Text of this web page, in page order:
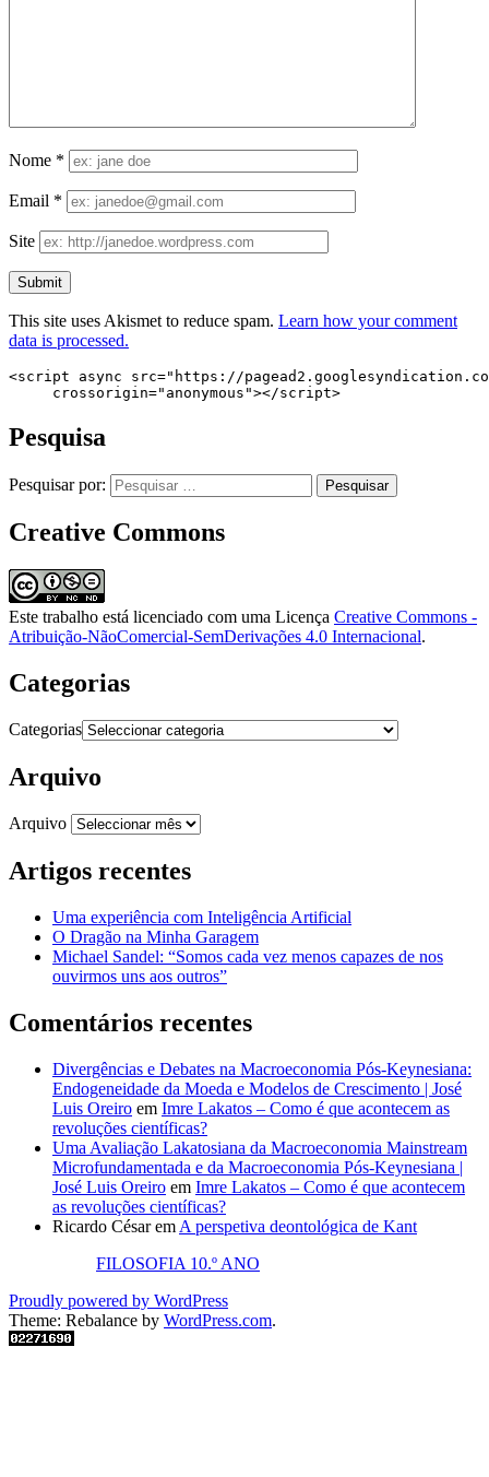
Nome *
Email *
Site
This site uses Akismet to reduce spam. Learn how your comment
data is processed.
<script async src="https://
     crossorigin="anonymous"></script>
Pesquisa
Pesquisar por:
Creative Commons
Este trabalho está licenciado com uma Licença Creative Commons -
Atribuição-NãoComercial-SemDerivações 4.0 Internacional.
Categorias
Categorias
Arquivo
Arquivo
Artigos recentes
Uma experiência com Inteligência Artificial
O Dragão na Minha Garagem
Michael Sandel: “Somos cada vez menos capazes de nos
ouvirmos uns aos outros”
Comentários recentes
Divergências e Debates na Macroeconomia Pós-Keynesiana:
Endogeneidade da Moeda e Modelos de Crescimento | José
Luis Oreiro em Imre Lakatos – Como é que acontecem as
revoluções científicas?
Uma Avaliação Lakatosiana da Macroeconomia Mainstream
Microfundamentada e da Macroeconomia Pós-Keynesiana |
José Luis Oreiro em Imre Lakatos – Como é que acontecem
as revoluções científicas?
Ricardo Césarem A perspetiva deontológica de Kant
FILOSOFIA 10.º ANO
Proudly powered by WordPress
Theme: Rebalance by WordPress.com.